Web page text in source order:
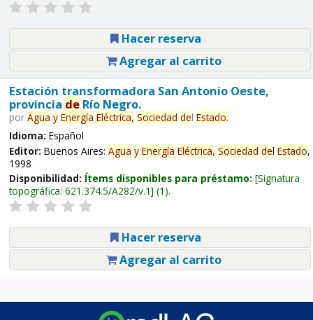
Hacer reserva
Agregar al carrito
Estación transformadora San Antonio Oeste,
provincia deRío Negro.
por Agua y Energía Eléctrica, Sociedad del Estado.
Idioma: Español
Editor: Buenos Aires: Agua y Energía Eléctrica, Sociedad del Estado,
1998
Disponibilidad: Ítems disponibles para préstamo: Signatura
topográfica: 621.374.5/A282/v.1 (1).
Hacer reserva
Agregar al carrito